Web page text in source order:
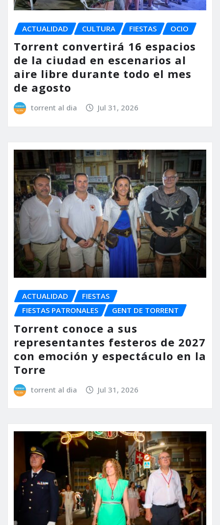
ACTUALIDAD CULTURA FIESTAS OCIO
Torrent convertirá 16 espacios
de la ciudad en escenarios al
aire libre durante todo el mes
de agosto
torrent al dia Jul 31, 2026
ACTUALIDAD
FIESTAS
FIESTAS PATRONALES
GENT DE TORRENT
Torrent conoce a sus
representantes festeros de 2027
con emoción y espectáculo en la
Torre
torrent al dia Jul 31, 2026